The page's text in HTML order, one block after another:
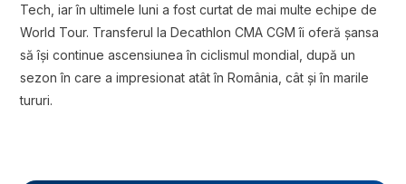
Tech, iar în ultimele luni a fost curtat de mai multe echipe de
World Tour. Transferul la Decathlon CMA CGM îi oferă șansa
să își continue ascensiunea în ciclismul mondial, după un
sezon în care a impresionat atât în România, cât și în marile
tururi.